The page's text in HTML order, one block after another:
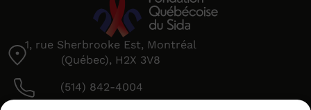
1, rue Sherbrooke Est, Montréal
(Québec), H2X 3V8
(514) 842-4004